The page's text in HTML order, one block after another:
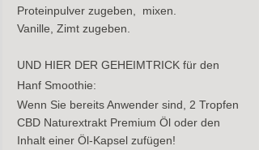
Proteinpulver zugeben,  mixen.
Vanille, Zimt zugeben.
UND HIER DER GEHEIMTRICK für den
Hanf Smoothie:
Wenn Sie bereits Anwender sind, 2 Tropfen
CBD Naturextrakt Premium Öl oder den
Inhalt einer Öl-Kapsel zufügen!